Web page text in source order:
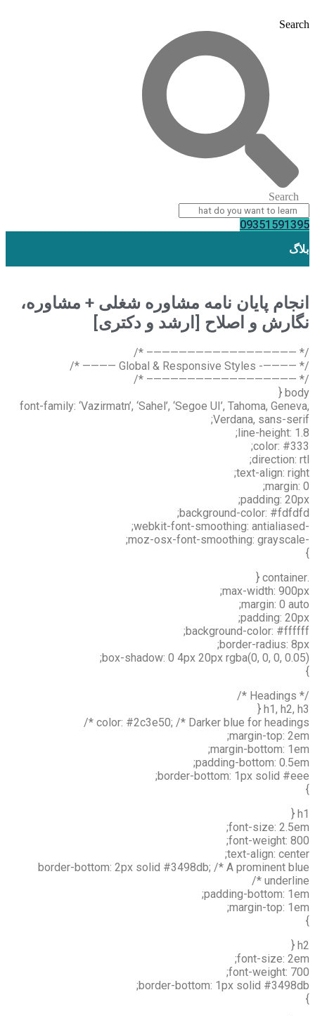
Search
Search
09351591395
بلاگ
انجام پایان نامه مشاوره شغلی + مشاوره،
نگارش و اصلاح [ارشد و دکتری]
/* —————————————————– */
/* ————- Global & Responsive Styles ———— */
/* —————————————————– */
body {
font-family: ‘Vazirmatn’, ‘Sahel’, ‘Segoe UI’, Tahoma, Geneva,
Verdana, sans-serif;
line-height: 1.8;
color: #333;
direction: rtl;
text-align: right;
margin: 0;
padding: 20px;
background-color: #fdfdfd;
-webkit-font-smoothing: antialiased;
-moz-osx-font-smoothing: grayscale;
}
.container {
max-width: 900px;
margin: 0 auto;
padding: 20px;
background-color: #ffffff;
border-radius: 8px;
box-shadow: 0 4px 20px rgba(0, 0, 0, 0.05);
}
/* Headings */
h1, h2, h3 {
color: #2c3e50; /* Darker blue for headings */
margin-top: 2em;
margin-bottom: 1em;
padding-bottom: 0.5em;
border-bottom: 1px solid #eee;
}
h1 {
font-size: 2.5em;
font-weight: 800;
text-align: center;
border-bottom: 2px solid #3498db; /* A prominent blue
underline */
padding-bottom: 1em;
margin-top: 1em;
}
h2 {
font-size: 2em;
font-weight: 700;
border-bottom: 1px solid #3498db;
}